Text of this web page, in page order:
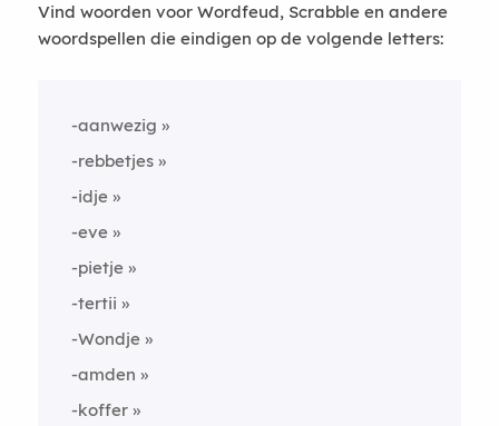
Vind woorden voor Wordfeud, Scrabble en andere
woordspellen die eindigen op de volgende letters:
-aanwezig
-rebbetjes
-idje
-eve
-pietje
-tertii
-Wondje
-amden
-koffer